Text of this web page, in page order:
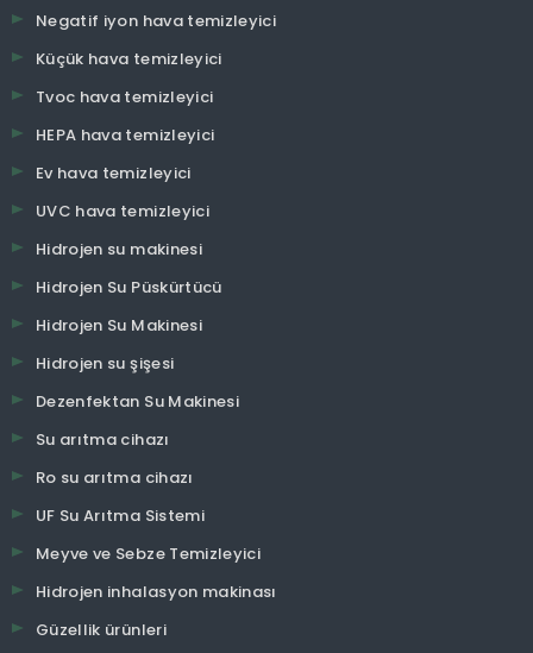
Negatif iyon hava temizleyici
Küçük hava temizleyici
Tvoc hava temizleyici
HEPA hava temizleyici
Ev hava temizleyici
UVC hava temizleyici
Hidrojen su makinesi
Hidrojen Su Püskürtücü
Hidrojen Su Makinesi
Hidrojen su şişesi
Dezenfektan Su Makinesi
Su arıtma cihazı
Ro su arıtma cihazı
UF Su Arıtma Sistemi
Meyve ve Sebze Temizleyici
Hidrojen inhalasyon makinası
Güzellik ürünleri